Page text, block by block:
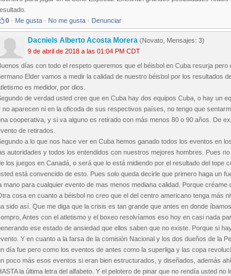
0 · Me gusta · No me gusta · Denunciar
Dacniels Alberto Acosta Morera (Novato, Mensajes: 3)
9 de abril de 2018 a las 01:04 PM CDT
días con todo el respeto queremos que el béisbol en Cuba resurja
Elder vamos a medir la calidad de nuestro béisbol por los resultados
es medidor, por dios.
de verdad usted cree que en Cuba hay dos equipos Cuba, o hay un
no aparecen ni en la oficoda de sus respectivos países, no tengo que
cooperativa, y si va alguno es retirado con más menos 80 o 90 años. De
de retirados.
a lo que nos hace ver en Cuba hemos ganado todos los eventos en
autoridades y todos los entendidos con nuestros mejores hombres. Pues
los juegos en Canadá, o será que lo está midiendo por el resultado del tope
está convencido de esto. Pues solo queda decirle que primero haga un
mano para cualquier evento de mas menos mediana calidad. Porque créame
cosa en cuanto a béisbol no creo que el del centro americano tenga más
sido así. Que me diga que la crisis es tan grande que antes en donde
Antes con el atletismo y el boxeo resolvíamos eso hoy en casi nada
ese estado de ansiedad que ellos saben que no existe. Porque si
Y en cuanto a la farsa de la comisión Nacional y los dos dueños de la
día fue pero como los eventos de antes como la superliga y las copa
poco más esos eventos si eran bien estructurados, y diseñados, además
la última letra del alfabeto. Y el pelotero de pinar que no rendía usted